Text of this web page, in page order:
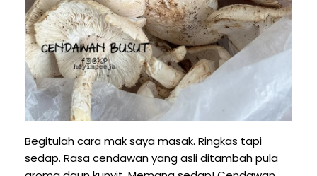
Begitulah cara mak saya masak. Ringkas tapi
sedap. Rasa cendawan yang asli ditambah pula